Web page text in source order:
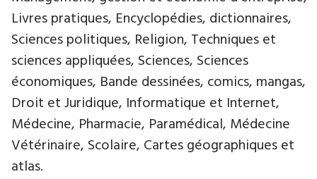
Livres pratiques, Encyclopédies, dictionnaires,
Sciences politiques, Religion, Techniques et
sciences appliquées, Sciences, Sciences
économiques, Bande dessinées, comics, mangas,
Droit et Juridique, Informatique et Internet,
Médecine, Pharmacie, Paramédical, Médecine
Vétérinaire, Scolaire, Cartes géographiques et
atlas.